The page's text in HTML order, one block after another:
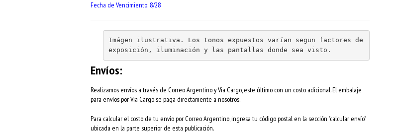
Fecha de Vencimiento: 8/28
Imágen ilustrativa. Los tonos expuestos varían segun factores de
exposición, iluminación y las pantallas donde sea visto.
Envíos:
Realizamos envíos a través de Correo Argentino y Via Cargo, este último con un costo adicional. El embalaje
para envíos por Via Cargo se paga directamente a nosotros.
Para calcular el costo de tu envío por Correo Argentino, ingresa tu código postal en la sección "calcular envío"
ubicada en la parte superior de esta publicación.